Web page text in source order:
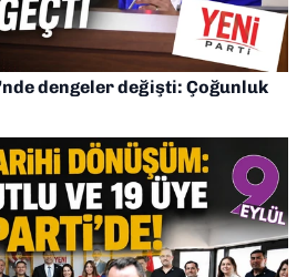
dengeler değişti: Çoğunluk